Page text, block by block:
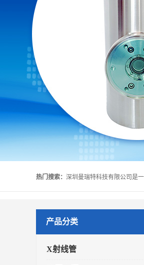
热门搜索：
产品分类
X射线管